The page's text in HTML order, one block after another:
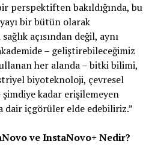
perspektiften bakıldığında, bu
bir bütün olarak
açısından değil, aynı
– geliştirebileceğimiz
her alanda – bitki bilimi,
biyoteknoloji, çevresel
kadar erişilemeyen
dair içgörüler elde edebiliriz.”
ve InstaNovo+ Nedir?